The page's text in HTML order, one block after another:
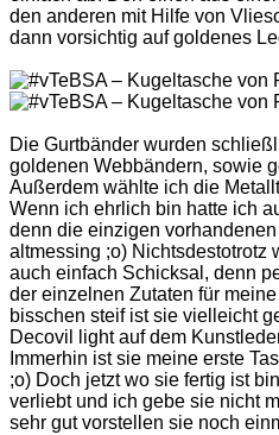
den anderen mit Hilfe von
dann vorsichtig auf goldenes
Die Gurtbänder wurden
goldenen Webbändern, sowie
Außerdem wählte ich die
Wenn ich ehrlich bin hatte ich
denn die einzigen
altmessing ;o) Nichtsdestotrotz
auch einfach Schicksal, denn
der einzelnen Zutaten für
bisschen steif ist sie vielleicht
Decovil light auf dem
Immerhin ist sie meine erste
;o) Doch jetzt wo sie fertig ist
verliebt und ich gebe sie nicht
sehr gut vorstellen sie noch